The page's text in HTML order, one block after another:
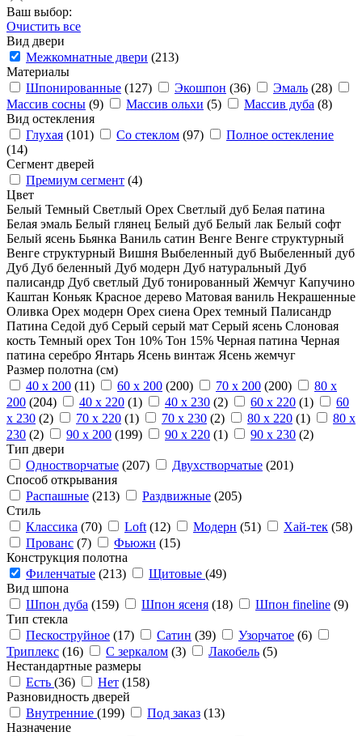
Ваш выбор:
Очистить все
Вид двери
Межкомнатные двери (213)
Материалы
Шпонированные (127) Экошпон (36) Эмаль (28)
Массив сосны (9) Массив ольхи (5) Массив дуба (8)
Вид остекления
Глухая (101) Со стеклом (97)
Полное остекление
(14)
Сегмент дверей
Премиум сегмент (4)
Цвет
Белый Темный Светлый Орех Светлый дуб Белая патина
Белая эмаль Белый глянец Белый дуб Белый лак Белый софт
Белый ясень Бьянка Ваниль сатин Венге Венге структурный
Венге структурный Вишня Выбеленный дуб Выбеленный дуб
Дуб Дуб беленный Дуб модерн Дуб натуральный Дуб
палисандр Дуб светлый Дуб тонированный Жемчуг Капучино
Каштан Коньяк Красное дерево Матовая ваниль Некрашенные
Оливка Орех модерн Орех сиена Орех темный Палисандр
Патина Седой дуб Серый серый мат Серый ясень Слоновая
кость Темный орех Тон 10% Тон 15% Черная патина Черная
патина серебро Янтарь Ясень винтаж Ясень жемчуг
Размер полотна (см)
40 x 200 (11) 60 x 200 (200) 70 x 200 (200)
80 x
200 (204) 40 x 220 (1) 40 x 230 (2) 60 x 220 (1)
60
x 230 (2) 70 x 220 (1) 70 x 230 (2) 80 x 220 (1)
80 x
230 (2) 90 x 200 (199) 90 x 220 (1) 90 x 230 (2)
Тип двери
Одностворчатые (207) Двухстворчатые (201)
Способ открывания
Распашные (213) Раздвижные (205)
Стиль
Классика (70) Loft (12) Модерн (51) Хай-тек (58)
Прованс (7) Фьюжн (15)
Конструкция полотна
Филенчатые (213) Щитовые (49)
Вид шпона
Шпон дуба (159) Шпон ясеня (18) Шпон fineline (9)
Тип стекла
Пескоструйное (17) Сатин (39) Узорчатое (6)
Триплекс (16) С зеркалом (3) Лакобель (5)
Нестандартные размеры
Есть (36) Нет (158)
Разновидность дверей
Внутренние (199) Под заказ (13)
Назначение